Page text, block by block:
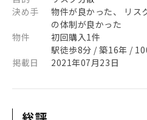
決め手
物件が良かった、 リス
の体制が良かった
物件
初回購入1件
駅徒歩8分 / 築16年 /
掲載日
2021年07月23日